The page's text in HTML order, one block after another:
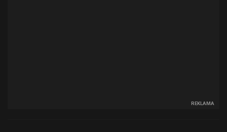
REKLAMA